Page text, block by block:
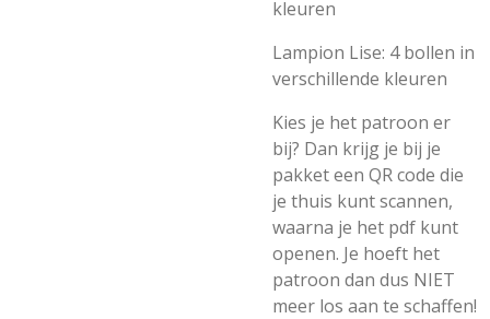
kleuren
Lampion Lise: 4 bollen in
verschillende kleuren
Kies je het patroon er
bij? Dan krijg je bij je
pakket een QR code die
je thuis kunt scannen,
waarna je het pdf kunt
openen. Je hoeft het
patroon dan dus NIET
meer los aan te schaffen!